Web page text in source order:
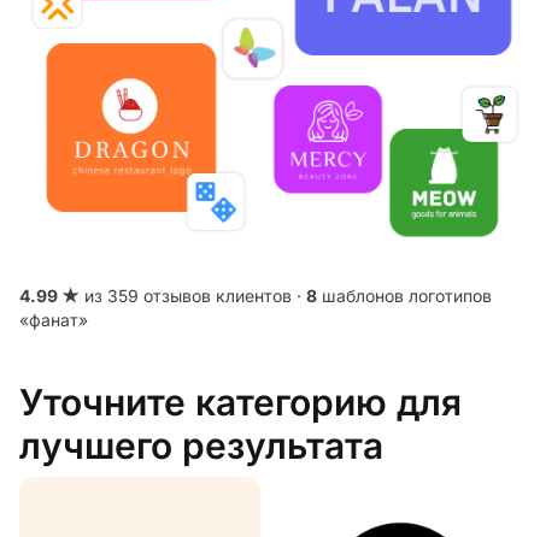
4.99 ★ из 359 отзывов клиентов · 8 шаблонов логотипов
«фанат»
Уточните категорию для
лучшего результата